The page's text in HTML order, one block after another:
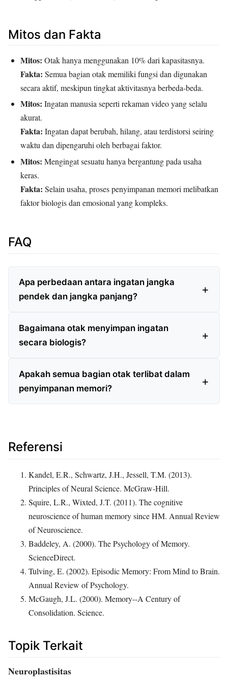
Mitos dan Fakta
Mitos: Otak hanya menggunakan 10% dari kapasitasnya.
Fakta: Semua bagian otak memiliki fungsi dan digunakan
secara aktif, meskipun tingkat aktivitasnya berbeda-beda.
Mitos: Ingatan manusia seperti rekaman video yang selalu
akurat.
Fakta: Ingatan dapat berubah, hilang, atau terdistorsi seiring
waktu dan dipengaruhi oleh berbagai faktor.
Mitos: Mengingat sesuatu hanya bergantung pada usaha
keras.
Fakta: Selain usaha, proses penyimpanan memori melibatkan
faktor biologis dan emosional yang kompleks.
FAQ
Apa perbedaan antara ingatan jangka
pendek dan jangka panjang?
Bagaimana otak menyimpan ingatan
secara biologis?
Apakah semua bagian otak terlibat dalam
penyimpanan memori?
Referensi
Kandel, E.R., Schwartz, J.H., Jessell, T.M. (2013).
Principles of Neural Science. McGraw-Hill.
Squire, L.R., Wixted, J.T. (2011). The cognitive
neuroscience of human memory since HM. Annual Review
of Neuroscience.
Baddeley, A. (2000). The Psychology of Memory.
ScienceDirect.
Tulving, E. (2002). Episodic Memory: From Mind to Brain.
Annual Review of Psychology.
McGaugh, J.L. (2000). Memory--A Century of
Consolidation. Science.
Topik Terkait
Neuroplastisitas